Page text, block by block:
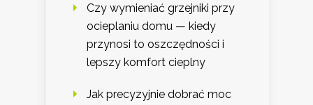
Czy wymieniać grzejniki przy
ocieplaniu domu — kiedy
przynosi to oszczędności i
lepszy komfort cieplny
Jak precyzyjnie dobrać moc